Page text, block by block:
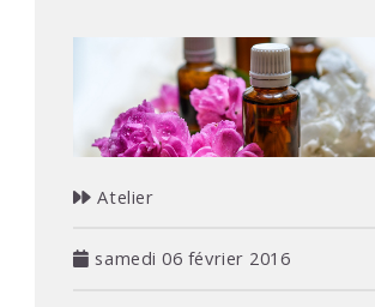
Atelier
samedi 06 février 2016